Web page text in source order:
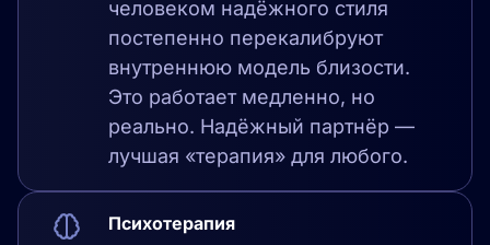
человеком надёжного стиля
постепенно перекалибруют
внутреннюю модель близости.
Это работает медленно, но
реально. Надёжный партнёр —
лучшая «терапия» для любого.
Психотерапия